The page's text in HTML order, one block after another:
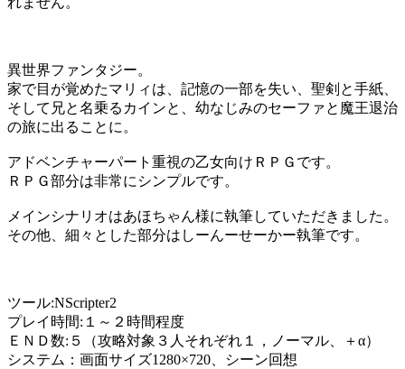
異世界ファンタジー。
家で目が覚めたマリィは、記憶の一部を失い、聖剣と手紙、
そして兄と名乗るカインと、幼なじみのセーファと魔王退治
の旅に出ることに。
アドベンチャーパート重視の乙女向けＲＰＧです。
ＲＰＧ部分は非常にシンプルです。
メインシナリオはあほちゃん様に執筆していただきました。
その他、細々とした部分はしーんーせーかー執筆です。
ツール:NScripter2
プレイ時間:１～２時間程度
ＥＮＤ数:５（攻略対象３人それぞれ１，ノーマル、＋α）
システム：画面サイズ1280×720、シーン回想